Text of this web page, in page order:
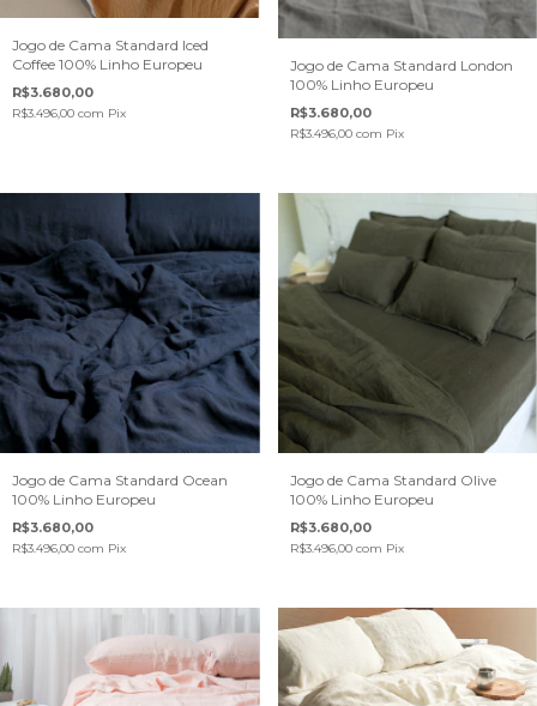
Jogo de Cama Standard Iced
Coffee 100% Linho Europeu
R$3.680,00
R$3.496,00 com Pix
Jogo de Cama Standard London
100% Linho Europeu
R$3.680,00
R$3.496,00 com Pix
Jogo de Cama Standard Ocean
100% Linho Europeu
R$3.680,00
R$3.496,00 com Pix
Jogo de Cama Standard Olive
100% Linho Europeu
R$3.680,00
R$3.496,00 com Pix